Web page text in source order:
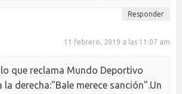
Responder
11 febrero, 2019 a las 11:07 am
que reclama Mundo Deportivo
la derecha:"Bale merece sanción".Un